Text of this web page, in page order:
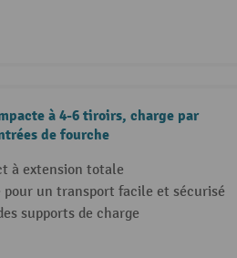
à 4-6 tiroirs, charge par
de fourche
à extension totale
pour un transport facile et sécurisé
supports de charge